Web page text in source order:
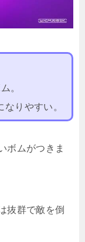
。
りやすい。
ボムがつきま
抜群で敵を倒